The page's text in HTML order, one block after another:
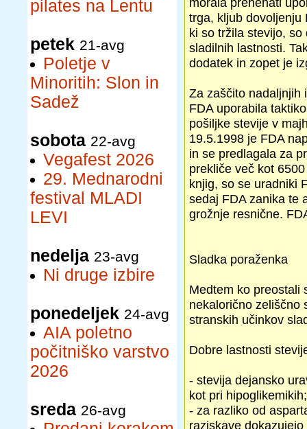
pilates na Lentu
petek 21-avg
Poletje v
Minoritih: Slon in
Sadež
sobota 22-avg
Vegafest 2026
29. Mednarodni
festival MLADI
LEVI
nedelja 23-avg
Ni druge izbire
ponedeljek 24-avg
AIA poletno
počitniško varstvo
2026
sreda 26-avg
trga, kljub dovoljenju
ki so tržila stevijo,
sladilnih lastnosti.
dodatek in zopet je
Za zaščito nadaljnjih
FDA uporabila
pošiljke stevije v
19.5.1998 je FDA
in se predlagala za
prekliče več kot
knjig, so se uradniki
sedaj FDA zanika te
grožnje resnične.
Sladka poraženka
Medtem ko preostali
nekalorično zeliščno
stranskih učinkov
Dobre lastnosti
- stevija dejansko
kot pri hipoglikemikih;
- za razliko od
raziskave